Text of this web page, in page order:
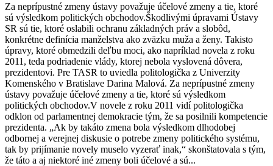
Za neprípustné zmeny ústavy považuje účelové zmeny a tie, ktoré
sú výsledkom politických obchodov.Škodlivými úpravami Ústavy
SR sú tie, ktoré oslabili ochranu základných práv a slobôd,
konkrétne definícia manželstva ako zväzku muža a ženy. Takisto
úpravy, ktoré obmedzili deľbu moci, ako napríklad novela z roku
2011, teda podriadenie vlády, ktorej nebola vyslovená dôvera,
prezidentovi. Pre TASR to uviedla politologička z Univerzity
Komenského v Bratislave Darina Malová. Za neprípustné zmeny
ústavy považuje účelové zmeny a tie, ktoré sú výsledkom
politických obchodov.V novele z roku 2011 vidí politologička
odklon od parlamentnej demokracie tým, že sa posilnili kompetencie
prezidenta. „Ak by takáto zmena bola výsledkom dlhodobej
odbornej a verejnej diskusie o potrebe zmeny politického systému,
tak by prijímanie novely muselo vyzerať inak,“ skonštatovala s tým,
že táto a aj niektoré iné zmeny boli účelové a sú...